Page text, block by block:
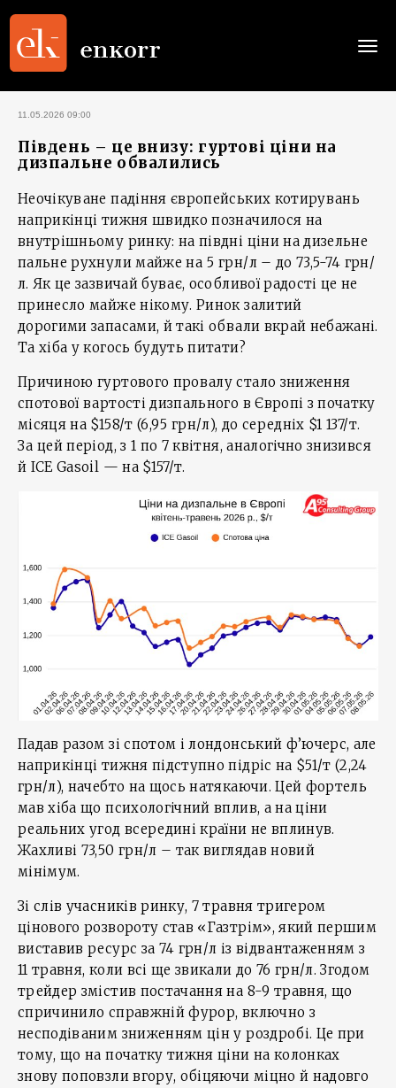
11.05.2026 09:00
Південь – це внизу: гуртові ціни на
дизпальне обвалились
Неочікуване падіння європейських котирувань
наприкінці тижня швидко позначилося на
внутрішньому ринку: на півдні ціни на дизельне
пальне рухнули майже на 5 грн/л – до 73,5-74 грн/
л. Як це зазвичай буває, особливої радості це не
принесло майже нікому. Ринок залитий
дорогими запасами, й такі обвали вкрай небажані.
Та хіба у когось будуть питати?
Причиною гуртового провалу стало зниження
спотової вартості дизпального в Європі з початку
місяця на $158/т (6,95 грн/л), до середніх $1 137/т.
За цей період, з 1 по 7 квітня, аналогічно знизився
й ICE Gasoil — на $157/т.
Падав разом зі спотом і лондонський ф’ючерс, але
наприкінці тижня підступно підріс на $51/т (2,24
грн/л), начебто на щось натякаючи. Цей фортель
мав хіба що психологічний вплив, а на ціни
реальних угод всередині країни не вплинув.
Жахливі 73,50 грн/л – так виглядав новий
мінімум.
Зі слів учасників ринку, 7 травня тригером
цінового розвороту став «Газтрім», який першим
виставив ресурс за 74 грн/л із відвантаженням з
11 травня, коли всі ще звикали до 76 грн/л. Згодом
трейдер змістив постачання на 8-9 травня, що
спричинило справжній фурор, включно з
несподіваним зниженням цін у роздробі. Це при
тому, що на початку тижня ціни на колонках
знову поповзли вгору, обіцяючи міцно й надовго